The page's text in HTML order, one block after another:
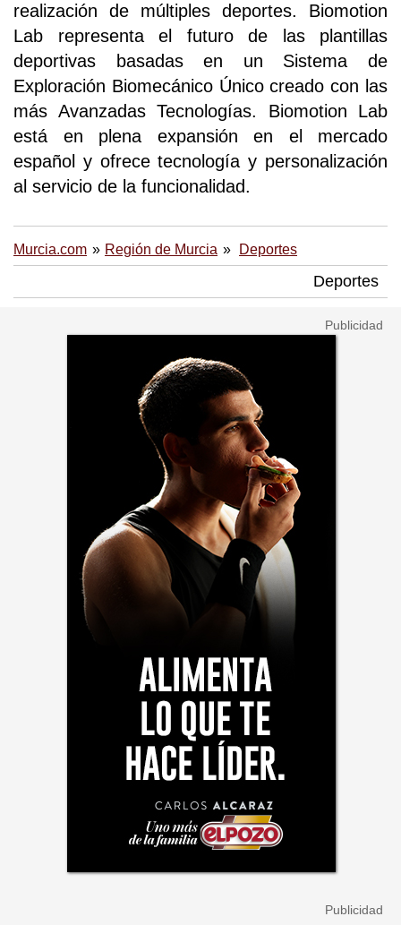
realización de múltiples deportes. Biomotion
Lab representa el futuro de las plantillas
deportivas basadas en un Sistema de
Exploración Biomecánico Único creado con las
más Avanzadas Tecnologías. Biomotion Lab
está en plena expansión en el mercado
español y ofrece tecnología y personalización
al servicio de la funcionalidad.
Murcia.com Región de Murcia Deportes
Deportes